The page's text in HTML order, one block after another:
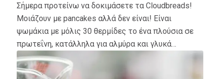
Σήμερα προτείνω να δοκιμάσετε τα Cloudbreads!
Μοιάζουν με pancakes αλλά δεν είναι! Είναι
ψωμάκια με μόλις 30 θερμίδες το ένα πλούσια σε
πρωτεΐνη, κατάλληλα για αλμύρα και γλυκά…